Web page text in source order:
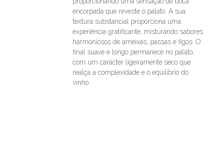
encorpada que reveste o palato. A sua
textura substancial proporciona uma
experiência gratificante, misturando sabores
harmoniosos de ameixas, passas e figos. O
final suave e longo permanece no palato,
com um carácter ligeiramente seco que
realça a complexidade e o equilíbrio do
vinho.